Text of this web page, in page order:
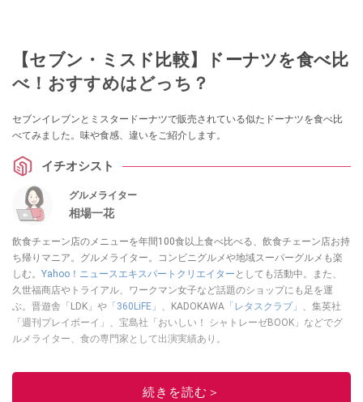
【セブン・ミスド比較】ドーナツを食べ比
べ！おすすめはどっち？
セブンイレブンとミスタードーナツで販売されている似たドーナツを食べ比
べてみました。味や食感、違いをご紹介します。
イチオシスト
グルメライター
相場一花
飲食チェーン店のメニューを年間100食以上食べ比べる、飲食チェーン店お持
ち帰りマニア。グルメライター。コンビニグルメや地域スーパーグルメも楽
しむ。 Yahoo！ニュースエキスパートクリエイター としても活動中。また、
久世福商店やトライアル、ワークマン女子など話題のショップにも足を運
ぶ。晋遊舎「LDK」や 「360LiFE」 、KADOKAWA 「レタスクラブ」 、集英社
「週刊プレイボーイ」、宝島社「おいしい！ シャトレーゼBOOK」などでグ
ルメライター、食の専門家として出演実績あり。
続きを読む＞